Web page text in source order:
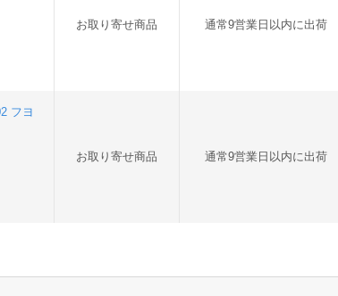
お取り寄せ商品 通常9営業日以内に出荷
フヨ
お取り寄せ商品 通常9営業日以内に出荷